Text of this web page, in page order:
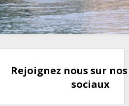
Rejoignez nous sur
sociaux